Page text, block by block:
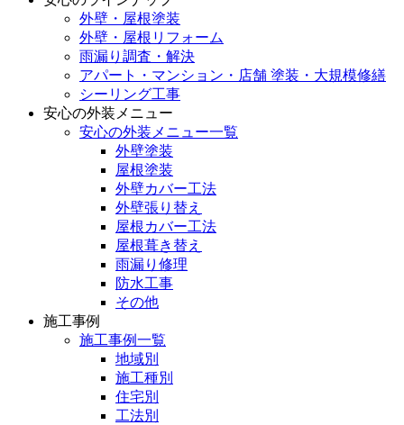
外壁・屋根塗装
外壁・屋根リフォーム
雨漏り調査・解決
アパート・マンション・店舗 塗装・大規模修繕
シーリング工事
安心の外装メニュー
安心の外装メニュー一覧
外壁塗装
屋根塗装
外壁カバー工法
外壁張り替え
屋根カバー工法
屋根葺き替え
雨漏り修理
防水工事
その他
施工事例
施工事例一覧
地域別
施工種別
住宅別
工法別